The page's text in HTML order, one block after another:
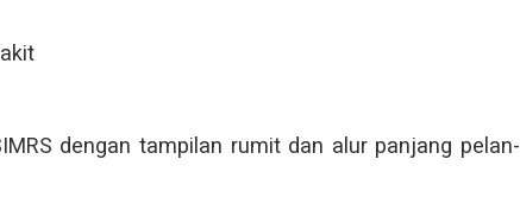
dengan tampilan rumit dan alur panjang pelan-